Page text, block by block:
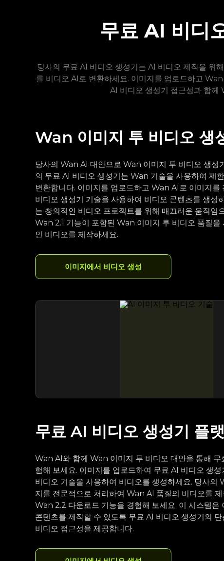
무료 AI 비디
당사의 무료 AI 비디오 생성기는 AI 비디오 제작을 위
를 비디오 AI로 변환하세요. 이미지를 업로드하고
AI 비디오 생성기 접근성과 함께
Wan 이미지 투 비디오 생
당사의 Wan AI 대안으로 Wan 이미지 투 비디오 생성
의 무료 AI 비디오 생성기는 Wan 기술을 사용하여 제
변환합니다. 이미지를 업로드하고 Wan AI로 이미지를
비디오 생성기 기술을 사용하여 비디오 콘텐츠를 생성
는 창의적인 비디오 프로젝트를 위해 매끄러운 움직임
Wan 2.1 기능이 포함된 Wan 이미지 투 비디오 품질을
인 비디오를 제작하세요.
이미지에서 비디오 생성
무료 AI 비디오 생성기 플
Wan AI와 함께 Wan 이미지 투 비디오 대안을 통해 무
험해 보세요. 이미지를 업로드하여 무료 AI 비디오 생
비디오 기술을 사용하여 비디오를 생성하세요. 당사의
지를 전문적으로 처리하여 Wan AI 품질의 비디오를
Wan 2.2 다운로드 기능을 경험해 보세요. 이 시스템은
콘텐츠를 제작할 수 있도록 무료 AI 비디오 생성기의
비디오 접근성을 제공합니다.